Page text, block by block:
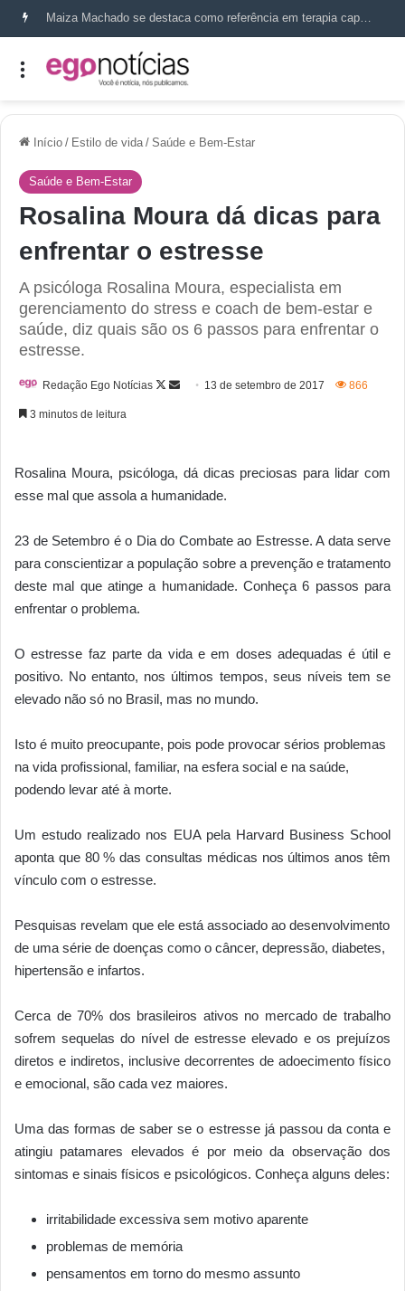
Maiza Machado se destaca como referência em terapia capilar e saúde do couro cabeludo
Início / Estilo de vida / Saúde e Bem-Estar
Saúde e Bem-Estar
Rosalina Moura dá dicas para
enfrentar o estresse
A psicóloga Rosalina Moura, especialista em
gerenciamento do stress e coach de bem-estar e
saúde, diz quais são os 6 passos para enfrentar o
estresse.
Redação Ego Notícias 13 de setembro de 2017 866
3 minutos de leitura
Rosalina Moura, psicóloga, dá dicas preciosas para lidar com
esse mal que assola a humanidade.
23 de Setembro é o Dia do Combate ao Estresse. A data serve
para conscientizar a população sobre a prevenção e tratamento
deste mal que atinge a humanidade. Conheça 6 passos para
enfrentar o problema.
O estresse faz parte da vida e em doses adequadas é útil e
positivo. No entanto, nos últimos tempos, seus níveis tem se
elevado não só no Brasil, mas no mundo.
Isto é muito preocupante, pois pode provocar sérios problemas
na vida profissional, familiar, na esfera social e na saúde,
podendo levar até à morte.
Um estudo realizado nos EUA pela Harvard Business School
aponta que 80 % das consultas médicas nos últimos anos têm
vínculo com o estresse.
Pesquisas revelam que ele está associado ao desenvolvimento
de uma série de doenças como o câncer, depressão, diabetes,
hipertensão e infartos.
Cerca de 70% dos brasileiros ativos no mercado de trabalho
sofrem sequelas do nível de estresse elevado e os prejuízos
diretos e indiretos, inclusive decorrentes de adoecimento físico
e emocional, são cada vez maiores.
Uma das formas de saber se o estresse já passou da conta e
atingiu patamares elevados é por meio da observação dos
sintomas e sinais físicos e psicológicos. Conheça alguns deles:
irritabilidade excessiva sem motivo aparente
problemas de memória
pensamentos em torno do mesmo assunto